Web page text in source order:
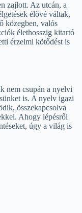
zajlott. Az utcán, a
élővé váltak,
közegben, valós
élethosszig kitartó
érzelmi kötődést is
nem csupán a nyelvi
is. A nyelv igazi
összekapcsolva
Ahogy lépésről
úgy a világ is